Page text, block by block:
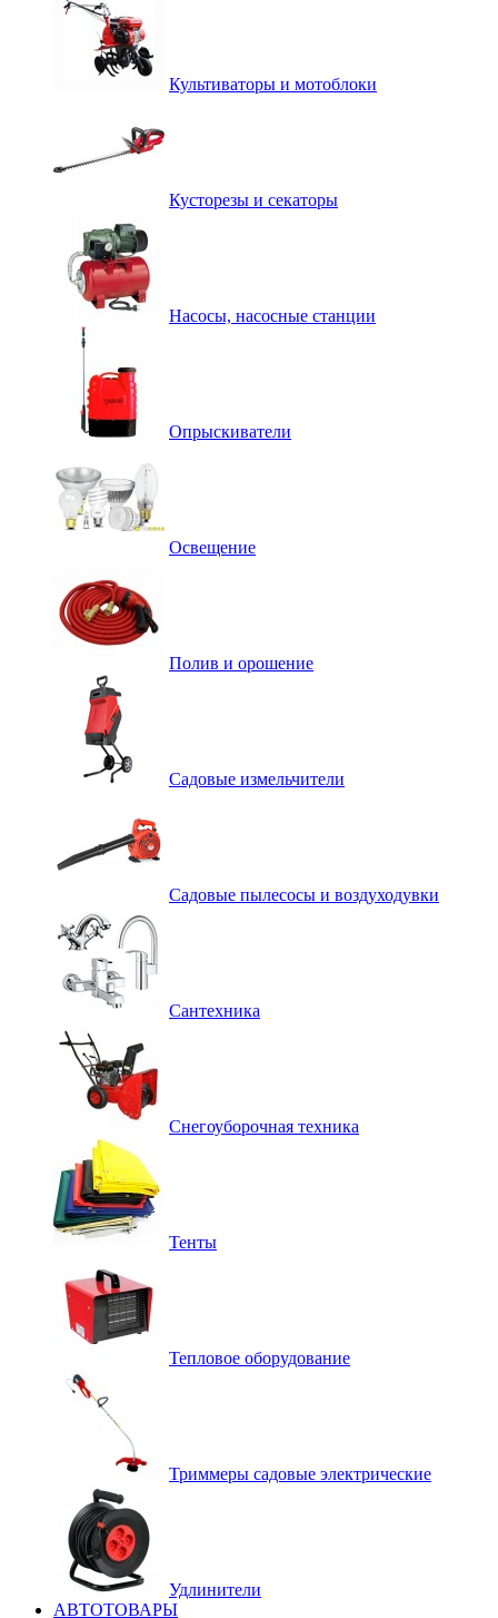
Культиваторы и мотоблоки
Кусторезы и секаторы
Насосы, насосные станции
Опрыскиватели
Освещение
Полив и орошение
Садовые измельчители
Садовые пылесосы и воздуходувки
Сантехника
Снегоуборочная техника
Тенты
Тепловое оборудование
Триммеры садовые электрические
Удлинители
АВТОТОВАРЫ